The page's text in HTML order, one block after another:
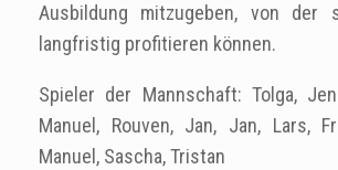
Ausbildung mitzugeben, von der
langfristig profitieren können.
Spieler der Mannschaft: Tolga,
Manuel, Rouven, Jan, Jan, Lars,
Manuel, Sascha, Tristan